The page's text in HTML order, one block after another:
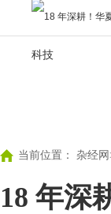
科技
当前位置： 杂经网
18 年深